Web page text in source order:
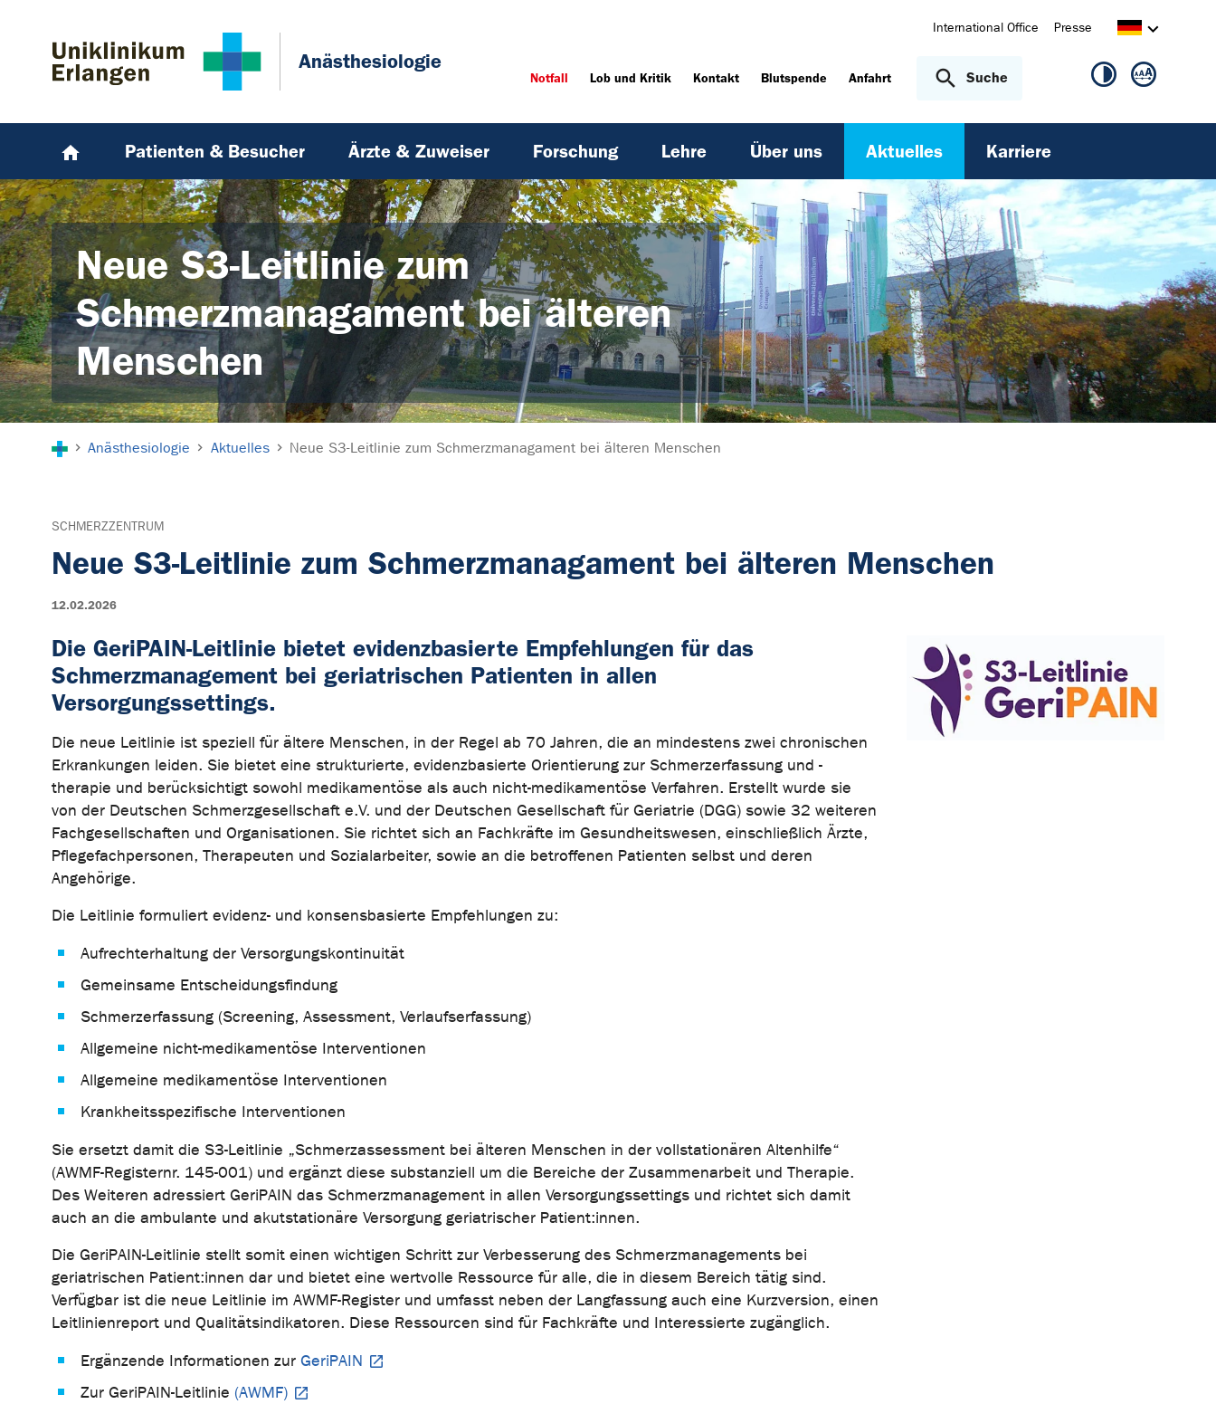
Anästhesiologie
International Office Presse
Notfall Lob und Kritik Kontakt Blutspende Anfahrt Suche
Patienten & Besucher Ärzte & Zuweiser Forschung Lehre Über uns Aktuelles Karriere
Neue S3-Leitlinie zum
Schmerzmanagament bei älteren
Menschen
Anästhesiologie Aktuelles Neue S3-Leitlinie zum Schmerzmanagament bei älteren Menschen
SCHMERZZENTRUM
Neue S3-Leitlinie zum Schmerzmanagament bei älteren Menschen
12.02.2026
Die GeriPAIN-Leitlinie bietet evidenzbasierte Empfehlungen für das
Schmerzmanagement bei geriatrischen Patienten in allen
Versorgungssettings.
Die neue Leitlinie ist speziell für ältere Menschen, in der Regel ab 70 Jahren, die an mindestens zwei chronischen
Erkrankungen leiden. Sie bietet eine strukturierte, evidenzbasierte Orientierung zur Schmerzerfassung und -
therapie und berücksichtigt sowohl medikamentöse als auch nicht-medikamentöse Verfahren. Erstellt wurde sie
von der Deutschen Schmerzgesellschaft e.V. und der Deutschen Gesellschaft für Geriatrie (DGG) sowie 32 weiteren
Fachgesellschaften und Organisationen. Sie richtet sich an Fachkräfte im Gesundheitswesen, einschließlich Ärzte,
Pflegefachpersonen, Therapeuten und Sozialarbeiter, sowie an die betroffenen Patienten selbst und deren
Angehörige.
Die Leitlinie formuliert evidenz- und konsensbasierte Empfehlungen zu:
Aufrechterhaltung der Versorgungskontinuität
Gemeinsame Entscheidungsfindung
Schmerzerfassung (Screening, Assessment, Verlaufserfassung)
Allgemeine nicht-medikamentöse Interventionen
Allgemeine medikamentöse Interventionen
Krankheitsspezifische Interventionen
Sie ersetzt damit die S3-Leitlinie „Schmerzassessment bei älteren Menschen in der vollstationären Altenhilfe“
(AWMF-Registernr. 145-001) und ergänzt diese substanziell um die Bereiche der Zusammenarbeit und Therapie.
Des Weiteren adressiert GeriPAIN das Schmerzmanagement in allen Versorgungssettings und richtet sich damit
auch an die ambulante und akutstationäre Versorgung geriatrischer Patient:innen.
Die GeriPAIN-Leitlinie stellt somit einen wichtigen Schritt zur Verbesserung des Schmerzmanagements bei
geriatrischen Patient:innen dar und bietet eine wertvolle Ressource für alle, die in diesem Bereich tätig sind.
Verfügbar ist die neue Leitlinie im AWMF-Register und umfasst neben der Langfassung auch eine Kurzversion, einen
Leitlinienreport und Qualitätsindikatoren. Diese Ressourcen sind für Fachkräfte und Interessierte zugänglich.
Ergänzende Informationen zur GeriPAIN
Zur GeriPAIN-Leitlinie (AWMF)